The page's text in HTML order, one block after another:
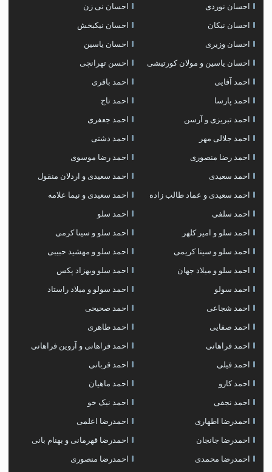
احسان نوردی احسان نی زن
احسان نیکان احسان نیکبخش
احسان وزیری احسان یاسین
احسان یاسین و مولان کورتیشی احسن تهرانچی
احمد آقایی احمد باقری
احمد پارسا احمد تاج
احمد تبریزی و آرسن احمد جعفری
احمد جلالی مهر احمد دشتی
احمد رضا منصوری احمد رضا موسوی
احمد سعیدی احمد سعیدی و اردلان منقول
احمد سعیدی و عماد طالب زاده احمد سعیدی و نیما علامه
احمد سلفی احمد سلو
احمد سلو و امیر کلهر احمد سلو و سینا کرمی
احمد سلو و سینا کریمی احمد سلو و مهشید حبیبی
احمد سلو و میلاد جهان احمد سلو وبهزاد پکس
احمد سولو احمد سولو و میلاد راستاد
احمد شجاعی احمد صحیحی
احمد صفایی احمد طاهری
احمد فراهانی احمد فراهانی و آروین فراهانی
احمد فیلی احمد قربانی
احمد کارو احمد ماهیان
احمد نجفی احمد نیک خو
احمدرضا اطهاری احمدرضا اعلمی
احمدرضا جانجان احمدرضا قهرمانی و بهنام بانی
احمدرضا محمدی احمدرضا منصوری